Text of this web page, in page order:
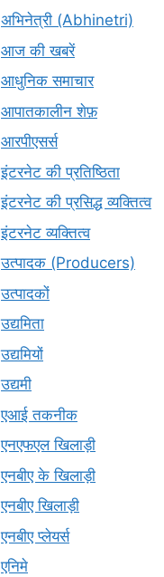
अभिनेत्री (Abhinetri)
आज की खबरें
आधुनिक समाचार
आपातकालीन शेफ़
आरपीएसर्स
इंटरनेट की प्रतिष्ठिता
इंटरनेट की प्रसिद्ध व्यक्तित्व
इंटरनेट व्यक्तित्व
उत्पादक (Producers)
उत्पादकों
उद्यमिता
उद्यमियों
उद्यमी
एआई तकनीक
एनएफएल खिलाड़ी
एनबीए के खिलाड़ी
एनबीए खिलाड़ी
एनबीए प्लेयर्स
एनिमे